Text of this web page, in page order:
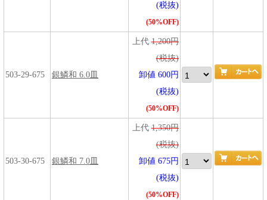
(税抜)
(50%OFF)
503-29-675 銀鱗和 6.0皿
上代 1,200円
(税抜)
卸値 600円
(税抜)
(50%OFF)
503-30-675 銀鱗和 7.0皿
上代 1,350円
(税抜)
卸値 675円
(税抜)
(50%OFF)